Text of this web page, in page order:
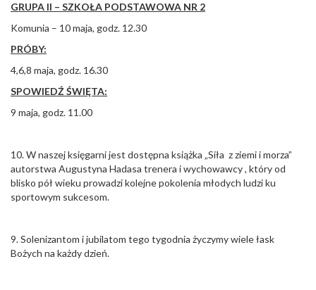
GRUPA II – SZKOŁA PODSTAWOWA NR 2
Komunia – 10 maja, godz. 12.30
PRÓBY:
4,6,8 maja, godz. 16.30
SPOWIEDŹ ŚWIĘTA:
9 maja, godz. 11.00
10. W naszej księgarni jest dostępna książka „Siła z ziemi i morza”
autorstwa Augustyna Hadasa trenera i wychowawcy , który od
blisko pół wieku prowadzi kolejne pokolenia młodych ludzi ku
sportowym sukcesom.
9. Solenizantom i jubilatom tego tygodnia życzymy wiele łask
Bożych na każdy dzień.